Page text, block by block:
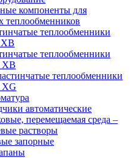
компоненты для
теплообменников
теплообменники
XB
теплообменники
ХВ
теплообменники
ХG
автоматические
перемещаемая среда –
растворы
запорные